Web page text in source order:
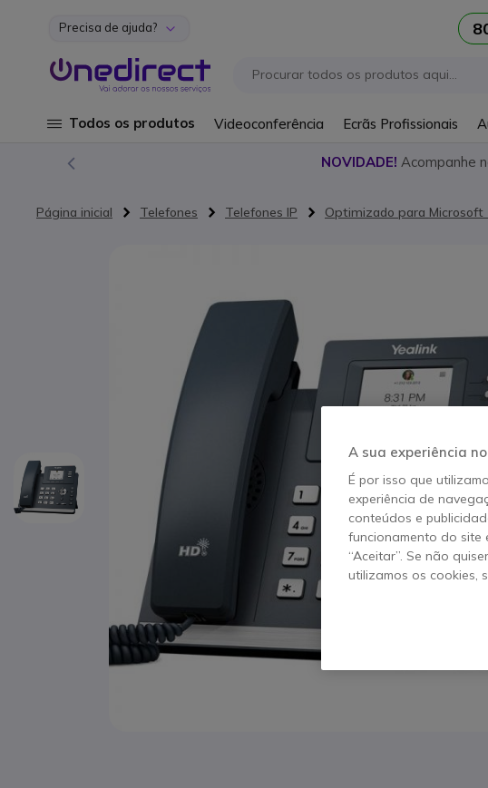
Ir para o Conteúdo
Precisa de ajuda?
Todos os produtos Videoconferência Ecrãs Profissionais
NOVIDADE! Acompanhe
Página inicial Telefones Telefones IP Optimizado para Microsoft
A sua experiência
É por isso que
experiência de
conteúdos e
funcionamento do site
“Aceitar”. Se não
utilizamos os cookies,